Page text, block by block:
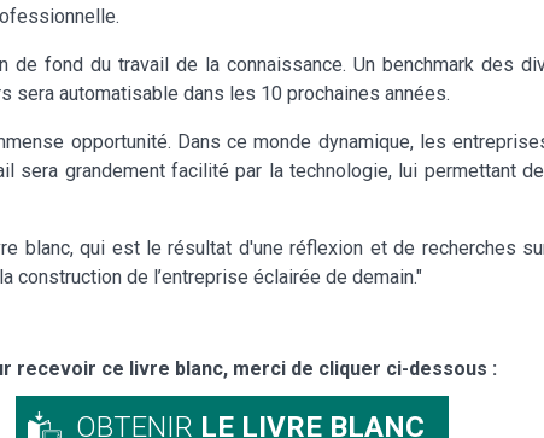
de fond du travail de la connaissance. Un benchmark des
automatisable dans les 10 prochaines années.
opportunité. Dans ce monde dynamique, les
sera grandement facilité par la technologie, lui permettant
blanc, qui est le résultat d'une réflexion et de recherches
construction de l’entreprise éclairée de demain."
recevoir ce livre blanc, merci de cliquer ci-dessous :
OBTENIR LE LIVRE BLANC